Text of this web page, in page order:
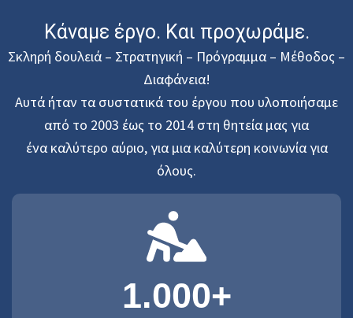
Κάναμε έργο. Και προχωράμε.
Σκληρή δουλειά – Στρατηγική – Πρόγραμμα – Μέθοδος –
Διαφάνεια!
Αυτά ήταν τα συστατικά του έργου που υλοποιήσαμε
από το 2003 έως το 2014 στη θητεία μας για
ένα καλύτερο αύριο, για μια καλύτερη κοινωνία για
όλους.
1.000+